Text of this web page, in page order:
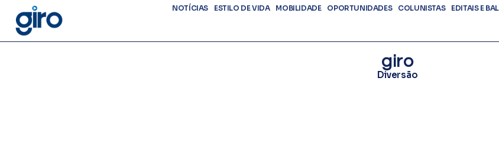
NOTÍCIAS ESTILO DE VIDA MOBILIDADE OPORTUNIDADES COLUNISTAS EDITAIS E
giro
Diversão